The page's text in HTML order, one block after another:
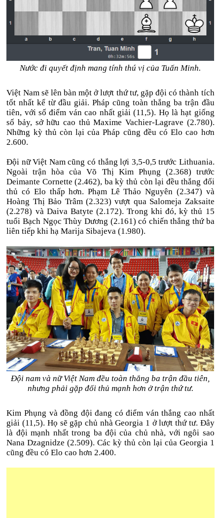
Nước đi quyết định mang tính thú vị của Tuấn Minh.
Việt Nam sẽ lên bàn một ở lượt thứ tư, gặp đội có thành tích
tốt nhất kể từ đầu giải. Pháp cũng toàn thắng ba trận đầu
tiên, với số điểm ván cao nhất giải (11,5). Họ là hạt giống
số bảy, sở hữu cao thủ Maxime Vachier-Lagrave (2.780).
Những kỳ thủ còn lại của Pháp cũng đều có Elo cao hơn
2.600.
Đội nữ Việt Nam cũng có thắng lợi 3,5-0,5 trước Lithuania.
Ngoài trận hòa của Võ Thị Kim Phụng (2.368) trước
Deimante Cornette (2.462), ba kỳ thủ còn lại đều thắng đối
thủ có Elo thấp hơn. Phạm Lê Thảo Nguyên (2.347) và
Hoàng Thị Bảo Trâm (2.323) vượt qua Salomeja Zaksaite
(2.278) và Daiva Batyte (2.172). Trong khi đó, kỳ thủ 15
tuổi Bạch Ngọc Thùy Dương (2.161) có chiến thắng thứ ba
liên tiếp khi hạ Marija Sibajeva (1.980).
Đội nam và nữ Việt Nam đều toàn thắng ba trận đầu tiên,
nhưng phải gặp đối thủ mạnh hơn ở trận thứ tư.
Kim Phụng và đồng đội đang có điểm ván thắng cao nhất
giải (11,5). Họ sẽ gặp chủ nhà Georgia 1 ở lượt thứ tư. Đây
là đội mạnh nhất trong ba đội của chủ nhà, với ngôi sao
Nana Dzagnidze (2.509). Các kỳ thủ còn lại của Georgia 1
cũng đều có Elo cao hơn 2.400.